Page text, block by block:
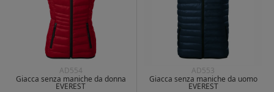
AD554
Giacca senza maniche da donna
EVEREST
AD553
Giacca senza maniche da uomo
EVEREST